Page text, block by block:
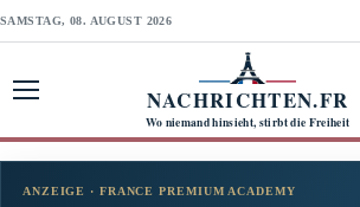
SAMSTAG, 08. AUGUST 2026
NACHRICHTEN.FR
Wo niemand hinsieht, stirbt die Freiheit
ANZEIGE · FRANCE PREMIUM ACADEMY